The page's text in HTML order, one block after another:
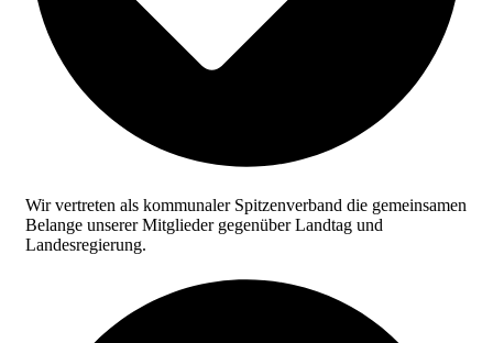
Wir vertreten als kommunaler Spitzenverband die gemeinsamen
Belange unserer Mitglieder gegenüber Landtag und
Landesregierung.